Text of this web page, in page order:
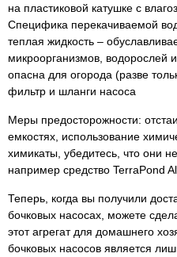
на пластиковой катушке с
Специфика перекачиваемой
теплая жидкость –
микроорганизмов, водорослей
опасна для огорода (разве
фильтр и шланги насоса
Меры предосторожности:
емкостях, использование
химикаты, убедитесь, что они
например средство TerraPond
Теперь, когда вы получили
бочковых насосах, можете
этот агрегат для домашнего
бочковых насосов является